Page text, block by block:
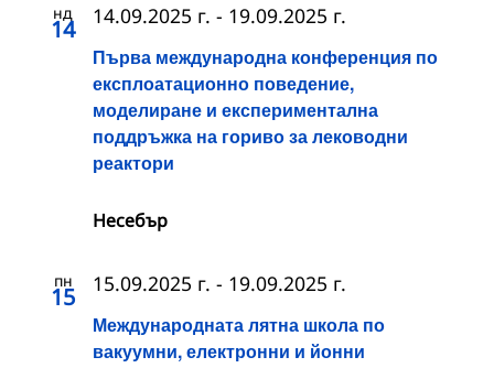
нд
14
Първа международна конференция по
експлоатационно поведение,
моделиране и експериментална
поддръжка на гориво за леководни
реактори
14.09.2025 г. - 19.09.2025 г.
Несебър
пн
15
Международната лятна школа по
вакуумни, електронни и йонни
15.09.2025 г. - 19.09.2025 г.